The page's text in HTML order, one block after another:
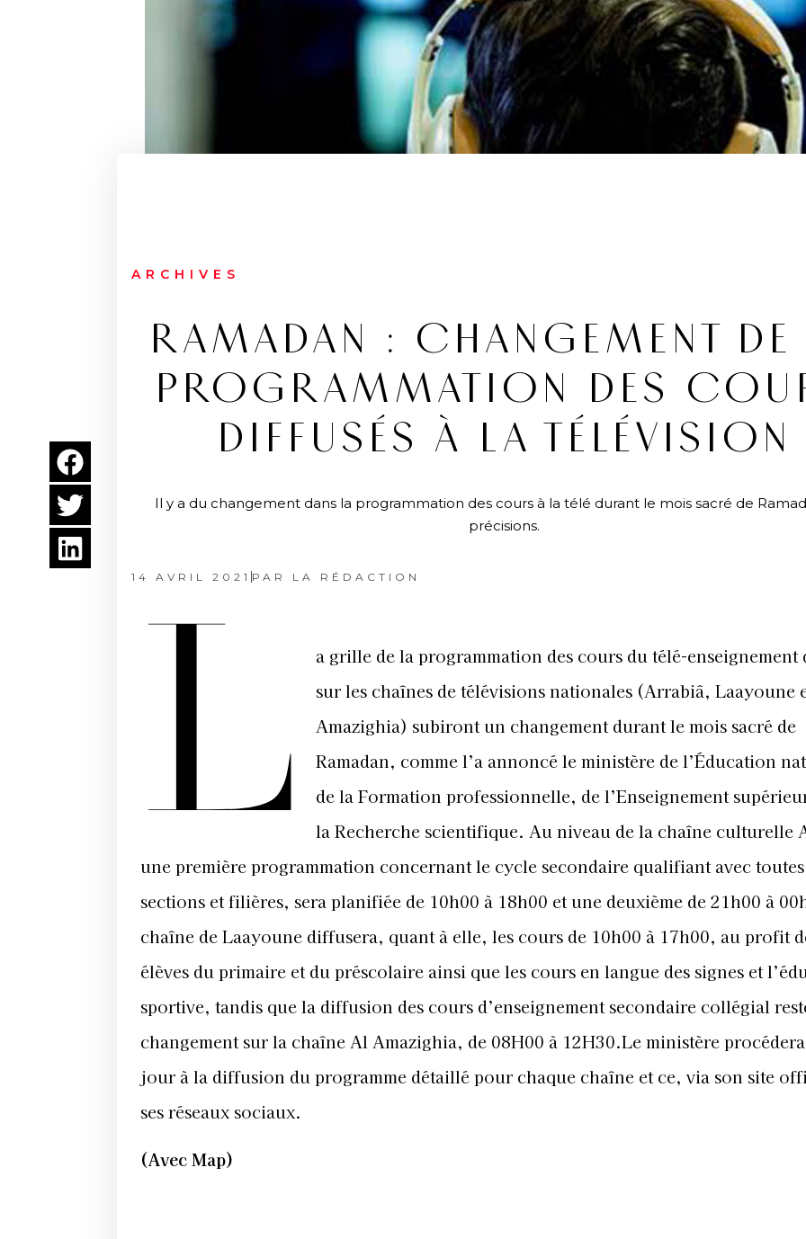
ARCHIVES
RAMADAN : CHANGEMENT DE
PROGRAMMATION DES
DIFFUSÉS À LA TÉLÉVISION
Il y a du changement dans la programmation des cours à la télé durant le mois sacré de
précisions.
14 AVRIL 2021 PAR LA RÉDACTION
L
a grille de la programmation des cours du télé-enseignement
sur les chaînes de télévisions nationales (Arrabiâ, Laayoune
Amazighia) subiront un changement durant le mois sacré de
Ramadan, comme l’a annoncé le ministère de l’Éducation
de la Formation professionnelle, de l’Enseignement
la Recherche scientifique. Au niveau de la chaîne culturelle
une première programmation concernant le cycle secondaire qualifiant avec toutes
sections et filières, sera planifiée de 10h00 à 18h00 et une deuxième de 21h00 à
chaîne de Laayoune diffusera, quant à elle, les cours de 10h00 à 17h00, au profit
élèves du primaire et du préscolaire ainsi que les cours en langue des signes et
sportive, tandis que la diffusion des cours d’enseignement secondaire collégial
changement sur la chaîne Al Amazighia, de 08H00 à 12H30.Le ministère
jour à la diffusion du programme détaillé pour chaque chaîne et ce, via son site
ses réseaux sociaux.
(Avec Map)